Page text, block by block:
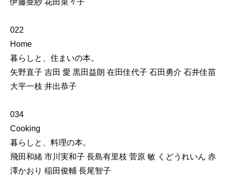
伊藤亜紗 花田菜々子
022
Home
暮らしと、住まいの本。
矢野直子 吉田 愛 黒田益朗 在田佳代子 石田勇介 石井佳苗
大平一枝 井出恭子
034
Cooking
暮らしと、料理の本。
飛田和緒 市川実和子 長島有里枝 菅原 敏 くどうれいん 赤
澤かおり 稲田俊輔 長尾智子